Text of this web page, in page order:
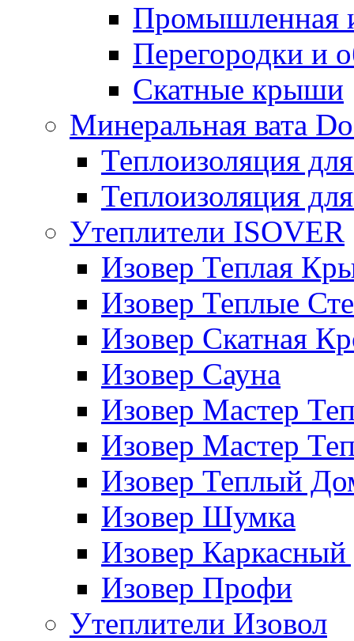
Промышленная
Перегородки и
Скатные крыши
Минеральная вата
Теплоизоляция
Теплоизоляция
Утеплители ISOVER
Изовер Теплая
Изовер Теплые
Изовер Скатная
Изовер Сауна
Изовер Мастер
Изовер Мастер
Изовер Теплый
Изовер Шумка
Изовер
Изовер Профи
Утеплители Изовол